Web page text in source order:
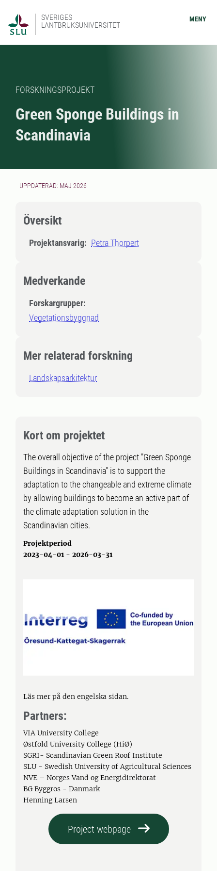
SVERIGES
LANTBRUKSUNIVERSITET
MENY
FORSKNINGSPROJEKT
Green Sponge Buildings in
Scandinavia
UPPDATERAD: MAJ 2026
Översikt
Projektansvarig: Petra Thorpert
Medverkande
Forskargrupper:
Vegetationsbyggnad
Mer relaterad forskning
Landskapsarkitektur
Kort om projektet
The overall objective of the project "Green Sponge
Buildings in Scandinavia" is to support the
adaptation to the changeable and extreme climate
by allowing buildings to become an active part of
the climate adaptation solution in the
Scandinavian cities.
Projektperiod
2023-04-01 - 2026-03-31
Läs mer på den engelska sidan.
Partners:
VIA University College
Østfold University College (HiØ)
SGRI- Scandinavian Green Roof Institute
SLU - Swedish University of Agricultural Sciences
NVE – Norges Vand og Energidirektorat
BG Byggros - Danmark
Henning Larsen
Project webpage